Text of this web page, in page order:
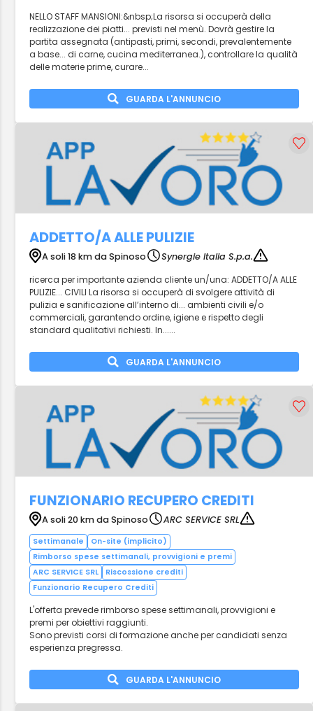
NELLO STAFF MANSIONI:&nbsp;La risorsa si occuperà della
realizzazione dei piatti... previsti nel menù. Dovrà gestire la
partita assegnata (antipasti, primi, secondi, prevalentemente
a base... di carne, cucina mediterranea.), controllare la qualità
delle materie prime, curare...
GUARDA L'ANNUNCIO
ADDETTO/A ALLE PULIZIE
A soli 18 km da Spinoso
Synergie Italia S.p.a.
ricerca per importante azienda cliente un/una: ADDETTO/A ALLE
PULIZIE... CIVILI La risorsa si occuperà di svolgere attività di
pulizia e sanificazione all’interno di... ambienti civili e/o
commerciali, garantendo ordine, igiene e rispetto degli
standard qualitativi richiesti. In......
GUARDA L'ANNUNCIO
FUNZIONARIO RECUPERO CREDITI
A soli 20 km da Spinoso ARC SERVICE SRL
Settimanale
On-site (implicito)
Rimborso spese settimanali, provvigioni e premi
ARC SERVICE SRL
Riscossione crediti
Funzionario Recupero Crediti
L'offerta prevede rimborso spese settimanali, provvigioni e
premi per obiettivi raggiunti.
Sono previsti corsi di formazione anche per candidati senza
esperienza pregressa.
GUARDA L'ANNUNCIO